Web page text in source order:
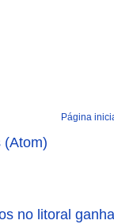
Página
(Atom)
no litoral